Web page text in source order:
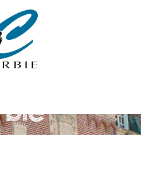
de